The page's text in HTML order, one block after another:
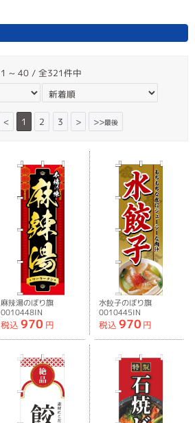
1 ~ 40 / 全321件中
< 1 2 3 > >>最後
麻辣湯のぼり旗
0010448IN
税込 970 円
水餃子のぼり旗
0010445IN
税込 970 円